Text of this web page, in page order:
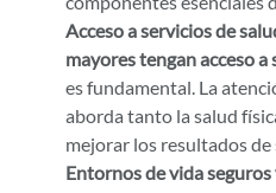
Acceso a servicios de
mayores tengan acceso
es fundamental. La
aborda tanto la salud
mejorar los resultados de
Entornos de vida seguros